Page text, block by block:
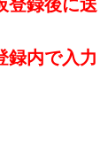
登録後に
録内で入力